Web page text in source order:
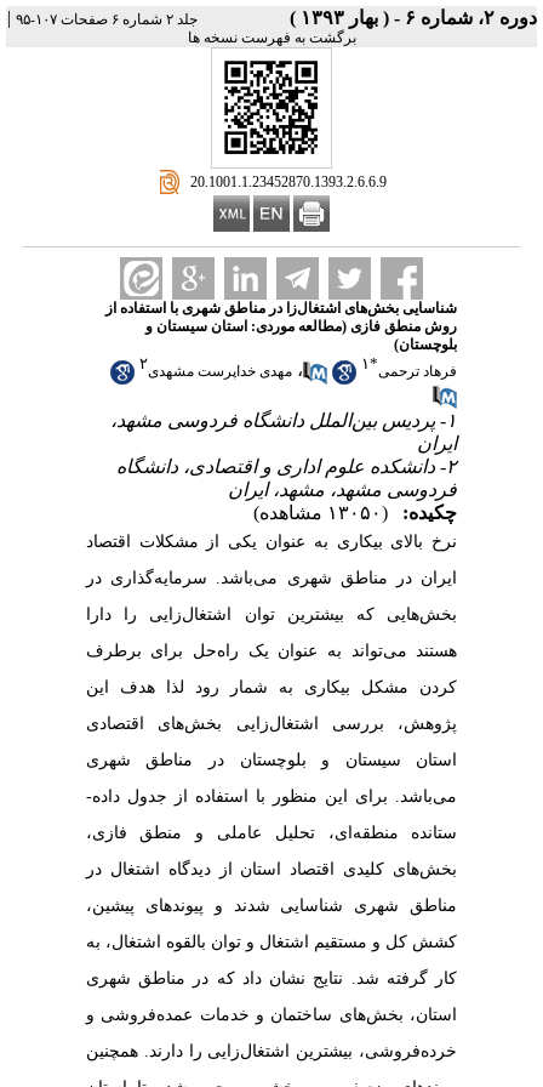
دوره ۲، شماره ۶ - ( بهار ۱۳۹۳ ) جلد ۲ شماره ۶ صفحات ۱۰۷-۹۵ |
برگشت به فهرست نسخه ها
‎ 20.1001.1.23452870.1393.2.6.6.9
شناسایی بخش‌های اشتغال‌زا در مناطق شهری با استفاده از
روش منطق فازی (مطالعه موردی: استان سیستان و
بلوچستان)
فرهاد ترحمی*۱ ، مهدی خداپرست مشهدی۲
۱- پردیس بین‌الملل دانشگاه فردوسی مشهد،
ایران
۲- دانشکده علوم اداری و اقتصادی، دانشگاه
فردوسی مشهد، مشهد، ایران
چکیده:
(۱۳۰۵۰ مشاهده)
نرخ بالای بیکاری به عنوان یکی از مشکلات اقتصاد
ایران در مناطق شهری می‌باشد. سرمایه‌گذاری در
بخش‌هایی که بیشترین توان اشتغال‌زایی را دارا
هستند می‌تواند به عنوان یک راه‌حل برای برطرف
کردن مشکل بیکاری به شمار رود لذا هدف این
پژوهش، بررسی اشتغال‌زایی بخش‌های اقتصادی
استان سیستان و بلوچستان در مناطق شهری
می‌باشد. برای این منظور با استفاده از جدول داده-
ستانده منطقه‌ای، تحلیل عاملی و منطق فازی،
بخش‌های کلیدی اقتصاد استان از دیدگاه اشتغال در
مناطق شهری شناسایی شدند و پیوندهای پیشین،
کشش کل و مستقیم اشتغال و توان بالقوه اشتغال، به
کار گرفته شد. نتایج نشان داد که در مناطق شهری
استان، بخش‌های ساختمان و خدمات عمده‌فروشی و
خرده‌فروشی، بیشترین اشتغال‌زایی را دارند. همچنین